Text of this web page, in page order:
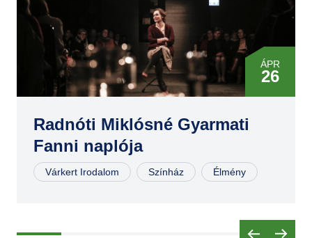
ÁPR
26
Radnóti Miklósné Gyarmati
Fanni naplója
Várkert Irodalom Színház Élmény